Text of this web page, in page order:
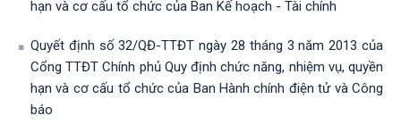
hạn và cơ cấu tổ chức của Ban Kế hoạch - Tài chính
Quyết định số 32/QĐ-TTĐT ngày 28 tháng 3 năm 2013 của
Cổng TTĐT Chính phủ Quy định chức năng, nhiệm vụ, quyền
hạn và cơ cấu tổ chức của Ban Hành chính điện tử và Công
báo